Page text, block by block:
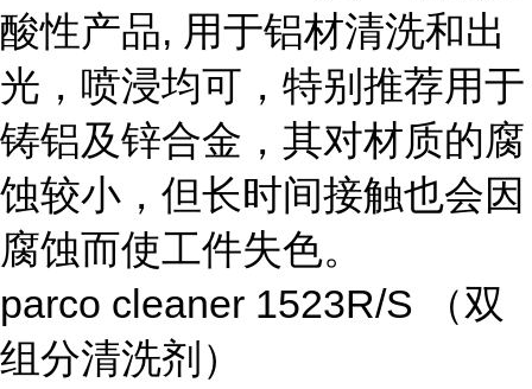
酸性产品, 用于铝材清洗和出
光，喷浸均可，特别推荐用于
铸铝及锌合金，其对材质的腐
蚀较小，但长时间接触也会因
腐蚀而使工件失色。
parco cleaner 1523R/S
（双
组分清洗剂）